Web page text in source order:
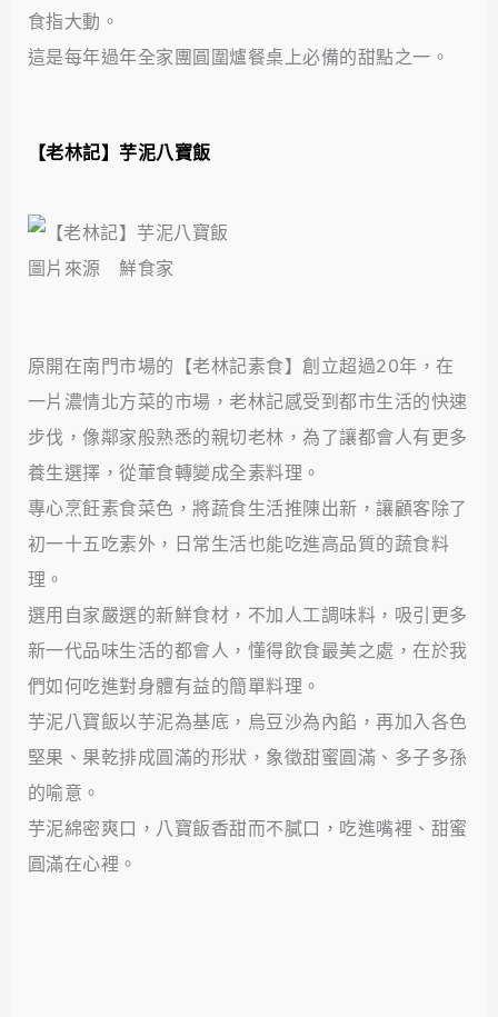
食指大動。
這是每年過年全家團圓圍爐餐桌上必備的甜點之一。
【老林記】芋泥八寶飯
圖片來源 鮮食家
原開在南門市場的【老林記素食】創立超過20年，在
一片濃情北方菜的市場，老林記感受到都市生活的快速
步伐，像鄰家般熟悉的親切老林，為了讓都會人有更多
養生選擇，從葷食轉變成全素料理。
專心烹飪素食菜色，將蔬食生活推陳出新，讓顧客除了
初一十五吃素外，日常生活也能吃進高品質的蔬食料
理。
選用自家嚴選的新鮮食材，不加人工調味料，吸引更多
新一代品味生活的都會人，懂得飲食最美之處，在於我
們如何吃進對身體有益的簡單料理。
芋泥八寶飯以芋泥為基底，烏豆沙為內餡，再加入各色
堅果、果乾排成圓滿的形狀，象徵甜蜜圓滿、多子多孫
的喻意。
芋泥綿密爽口，八寶飯香甜而不膩口，吃進嘴裡、甜蜜
圓滿在心裡。